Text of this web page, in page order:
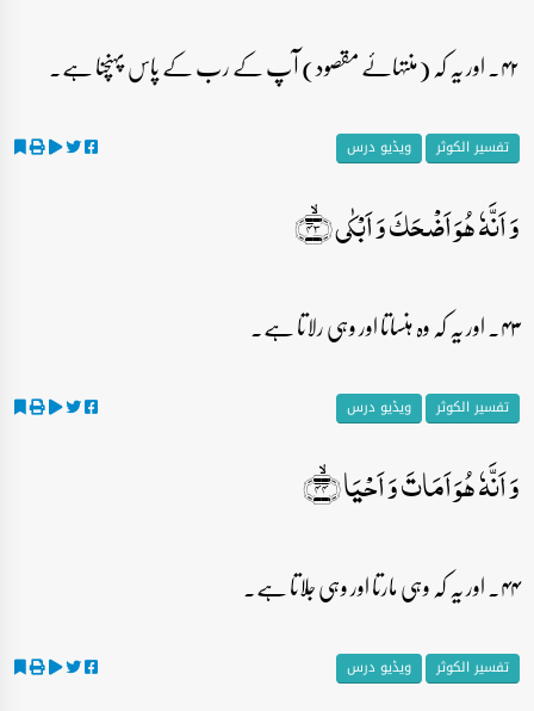
۴۲۔ اور یہ کہ (منتہائے مقصود) آپ کے رب کے پاس پہنچنا ہے۔
تفسیر الکوثر ویڈیو درس
وَ اَنَّہٗ ہُوَ اَضۡحَکَ وَ اَبۡکٰی ﴿ۙ۴۳﴾
۴۳۔ اور یہ کہ وہ ہنساتا اور وہی رلاتا ہے۔
تفسیر الکوثر ویڈیو درس
وَ اَنَّہٗ ہُوَ اَمَاتَ وَ اَحۡیَا ﴿ۙ۴۴﴾
۴۴۔ اور یہ کہ وہی مارتا اور وہی جلاتا ہے۔
تفسیر الکوثر ویڈیو درس